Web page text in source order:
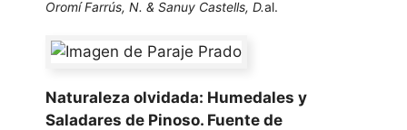
Oromí Farrús, N. & Sanuy Castells, D.al.
Naturaleza olvidada: Humedales y
Saladares de Pinoso. Fuente de